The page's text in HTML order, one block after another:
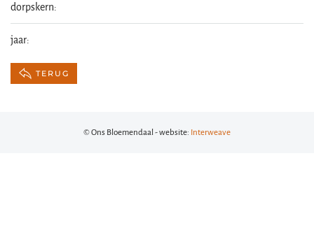
dorpskern:
jaar:
TERUG
© Ons Bloemendaal - website: Interweave